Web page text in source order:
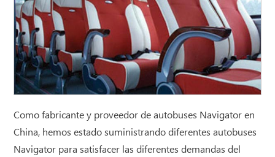
Como fabricante y proveedor de autobuses Navigator en
China, hemos estado suministrando diferentes autobuses
Navigator para satisfacer las diferentes demandas del